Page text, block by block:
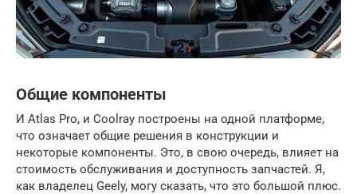
Общие компоненты
И Atlas Pro, и Coolray построены на одной платформе,
что означает общие решения в конструкции и
некоторые компоненты. Это, в свою очередь, влияет на
стоимость обслуживания и доступность запчастей. Я,
как владелец Geely, могу сказать, что это большой плюс.